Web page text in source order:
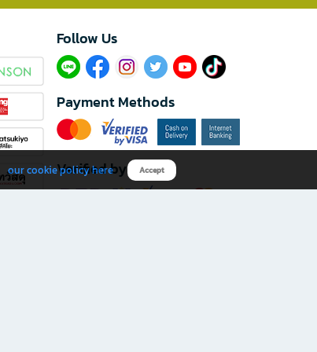
Follow Us​
Payment Methods
Verified by
our cookie policy here Accept